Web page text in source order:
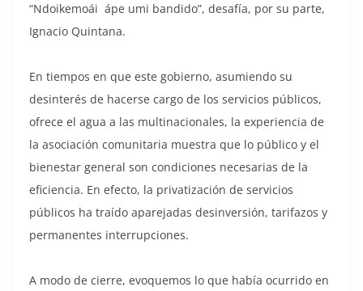
“Ndoikemoái ápe umi bandido”, desafía, por su parte,
Ignacio Quintana.
En tiempos en que este gobierno, asumiendo su
desinterés de hacerse cargo de los servicios públicos,
ofrece el agua a las multinacionales, la experiencia de
la asociación comunitaria muestra que lo público y el
bienestar general son condiciones necesarias de la
eficiencia. En efecto, la privatización de servicios
públicos ha traído aparejadas desinversión, tarifazos y
permanentes interrupciones.
A modo de cierre, evoquemos lo que había ocurrido en